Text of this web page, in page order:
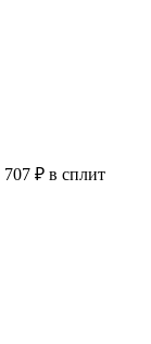
707 ₽ в сплит